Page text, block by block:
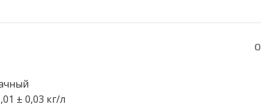
± 0,03 кг/л